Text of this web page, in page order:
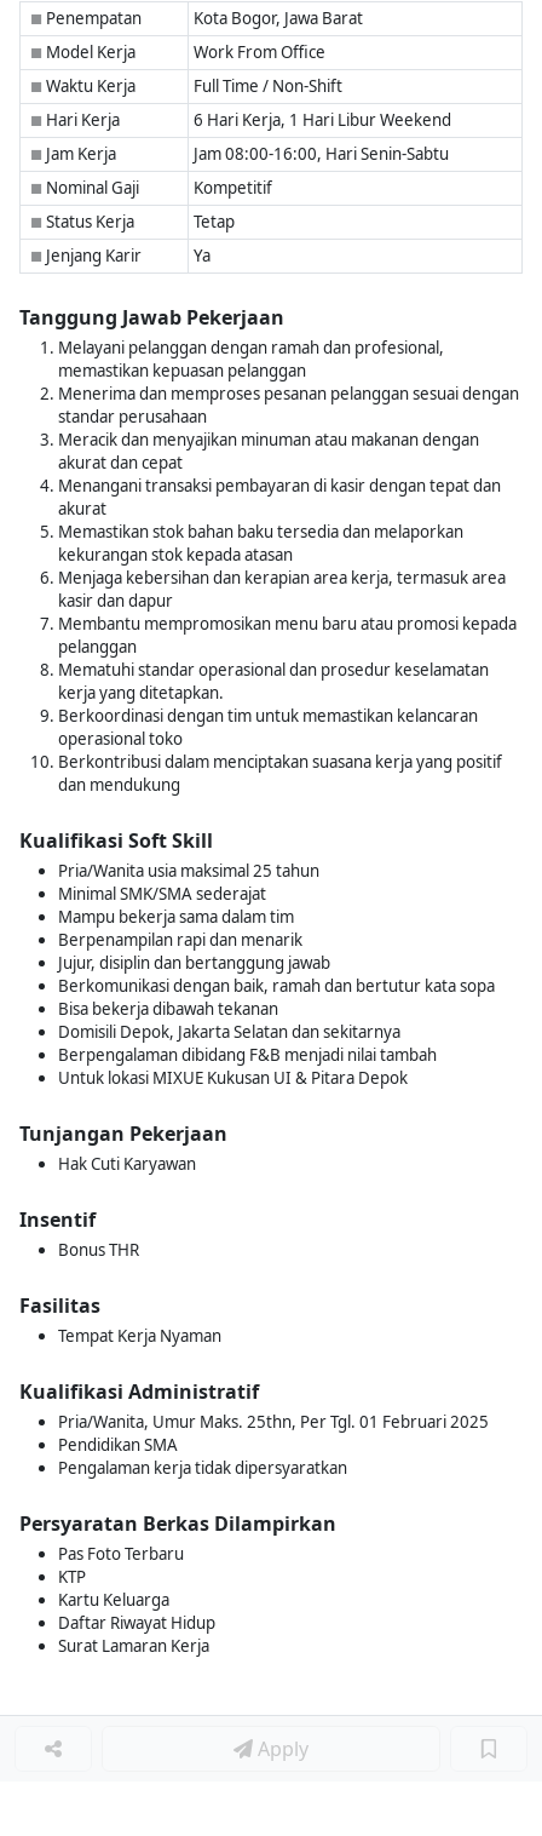
■ Penempatan Kota Bogor, Jawa Barat
■ Model Kerja Work From Office
■ Waktu Kerja Full Time / Non-Shift
■ Hari Kerja 6 Hari Kerja, 1 Hari Libur Weekend
■ Jam Kerja Jam 08:00-16:00, Hari Senin-Sabtu
■ Nominal Gaji Kompetitif
■ Status Kerja Tetap
■ Jenjang Karir Ya
Tanggung Jawab Pekerjaan
Melayani pelanggan dengan ramah dan profesional,
memastikan kepuasan pelanggan
Menerima dan memproses pesanan pelanggan sesuai dengan
standar perusahaan
Meracik dan menyajikan minuman atau makanan dengan
akurat dan cepat
Menangani transaksi pembayaran di kasir dengan tepat dan
akurat
Memastikan stok bahan baku tersedia dan melaporkan
kekurangan stok kepada atasan
Menjaga kebersihan dan kerapian area kerja, termasuk area
kasir dan dapur
Membantu mempromosikan menu baru atau promosi kepada
pelanggan
Mematuhi standar operasional dan prosedur keselamatan
kerja yang ditetapkan.
Berkoordinasi dengan tim untuk memastikan kelancaran
operasional toko
Berkontribusi dalam menciptakan suasana kerja yang positif
dan mendukung
Kualifikasi Soft Skill
Pria/Wanita usia maksimal 25 tahun
Minimal SMK/SMA sederajat
Mampu bekerja sama dalam tim
Berpenampilan rapi dan menarik
Jujur, disiplin dan bertanggung jawab
Berkomunikasi dengan baik, ramah dan bertutur kata sopa
Bisa bekerja dibawah tekanan
Domisili Depok, Jakarta Selatan dan sekitarnya
Berpengalaman dibidang F&B menjadi nilai tambah
Untuk lokasi MIXUE Kukusan UI & Pitara Depok
Tunjangan Pekerjaan
Hak Cuti Karyawan
Insentif
Bonus THR
Fasilitas
Tempat Kerja Nyaman
Kualifikasi Administratif
Pria/Wanita, Umur Maks. 25thn, Per Tgl. 01 Februari 2025
Pendidikan SMA
Pengalaman kerja tidak dipersyaratkan
Persyaratan Berkas Dilampirkan
Pas Foto Terbaru
KTP
Kartu Keluarga
Daftar Riwayat Hidup
Surat Lamaran Kerja
Apply